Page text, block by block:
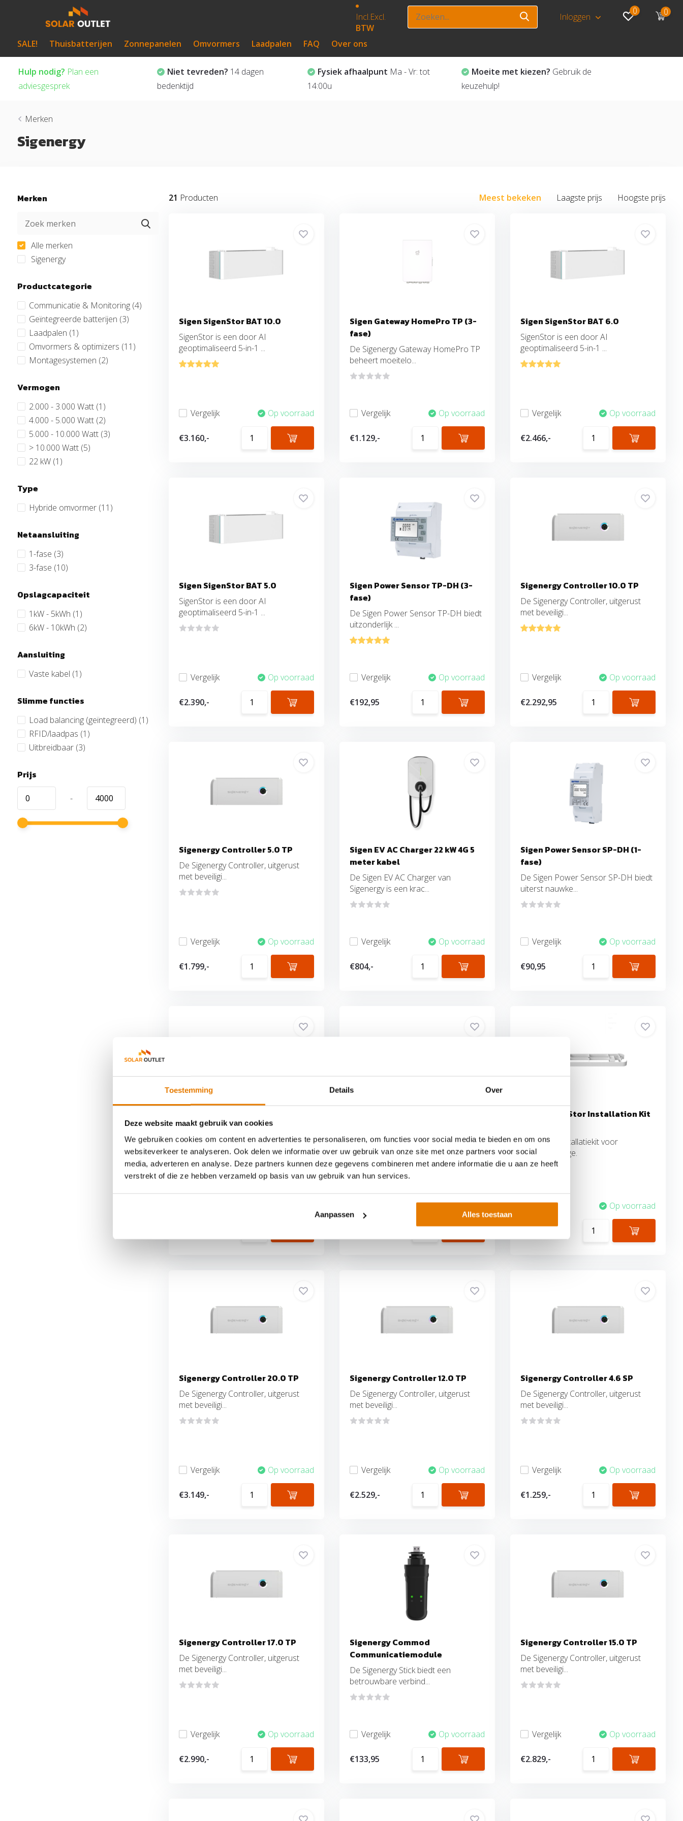
Toestemming Details Over
Deze website maakt gebruik van cookies
We gebruiken cookies om content en advertenties te personaliseren, om functies voor social media te bieden en om ons
websiteverkeer te analyseren. Ook delen we informatie over uw gebruik van onze site met onze partners voor social
media, adverteren en analyse. Deze partners kunnen deze gegevens combineren met andere informatie die u aan ze heeft
verstrekt of die ze hebben verzameld op basis van uw gebruik van hun services.
Aanpassen Alles toestaan
Incl.Excl.
BTW
Inloggen
0 0
SALE! Thuisbatterijen Zonnepanelen Omvormers Laadpalen FAQ Over ons
Hulp nodig? Plan een
adviesgesprek
Niet tevreden? 14 dagen
bedenktijd
Fysiek afhaalpunt Ma - Vr: tot
14:00u
Moeite met kiezen? Gebruik de
keuzehulp!
Merken
Sigenergy
Merken
Alle merken
Sigenergy
Productcategorie
Communicatie & Monitoring (4)
Geïntegreerde batterijen (3)
Laadpalen (1)
Omvormers & optimizers (11)
Montagesystemen (2)
Vermogen
2.000 - 3.000 Watt (1)
4.000 - 5.000 Watt (2)
5.000 - 10.000 Watt (3)
> 10.000 Watt (5)
22 kW (1)
Type
Hybride omvormer (11)
Netaansluiting
1-fase (3)
3-fase (10)
Opslagcapaciteit
1kW - 5kWh (1)
6kW - 10kWh (2)
Aansluiting
Vaste kabel (1)
Slimme functies
Load balancing (geïntegreerd) (1)
RFID/laadpas (1)
Uitbreidbaar (3)
Prijs
-
21 Producten Meest bekeken Laagste prijs Hoogste prijs
Sigen SigenStor BAT 10.0
SigenStor is een door AI
geoptimaliseerd 5-in-1 ...
Vergelijk Op voorraad
€3.160,-
Sigen Gateway HomePro TP (3-
fase)
De Sigenergy Gateway HomePro TP
beheert moeitelo...
Vergelijk Op voorraad
€1.129,-
Sigen SigenStor BAT 6.0
SigenStor is een door AI
geoptimaliseerd 5-in-1 ...
Vergelijk Op voorraad
€2.466,-
Sigen SigenStor BAT 5.0
SigenStor is een door AI
geoptimaliseerd 5-in-1 ...
Vergelijk Op voorraad
€2.390,-
Sigen Power Sensor TP-DH (3-
fase)
De Sigen Power Sensor TP-DH biedt
uitzonderlijk ...
Vergelijk Op voorraad
€192,95
Sigenergy Controller 10.0 TP
De Sigenergy Controller, uitgerust
met beveiligi...
Vergelijk Op voorraad
€2.292,95
Sigenergy Controller 5.0 TP
De Sigenergy Controller, uitgerust
met beveiligi...
Vergelijk Op voorraad
€1.799,-
Sigen EV AC Charger 22 kW 4G 5
meter kabel
De Sigen EV AC Charger van
Sigenergy is een krac...
Vergelijk Op voorraad
€804,-
Sigen Power Sensor SP-DH (1-
fase)
De Sigen Power Sensor SP-DH biedt
uiterst nauwke...
Vergelijk Op voorraad
€90,95
De Sigenergy Controller, uitgerust
met beveiligi...
met beveiligi...
Op voorraad
Sigen SigenStor Installation Kit
SigenStor Installatiekit voor
Grondmontage.
Vergelijk Op voorraad
Sigenergy Controller 20.0 TP
De Sigenergy Controller, uitgerust
met beveiligi...
Vergelijk Op voorraad
€3.149,-
Sigenergy Controller 12.0 TP
De Sigenergy Controller, uitgerust
met beveiligi...
Vergelijk Op voorraad
€2.529,-
Sigenergy Controller 4.6 SP
De Sigenergy Controller, uitgerust
met beveiligi...
Vergelijk Op voorraad
€1.259,-
Sigenergy Controller 17.0 TP
De Sigenergy Controller, uitgerust
met beveiligi...
Vergelijk Op voorraad
€2.990,-
Sigenergy Commod
Communicatiemodule
De Sigenergy Stick biedt een
betrouwbare verbind...
Vergelijk Op voorraad
€133,95
Sigenergy Controller 15.0 TP
De Sigenergy Controller, uitgerust
met beveiligi...
Vergelijk Op voorraad
€2.829,-